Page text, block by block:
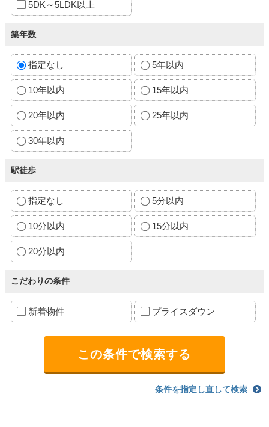
5DK～5LDK以上
築年数
指定なし 5年以内
10年以内 15年以内
20年以内 25年以内
30年以内
駅徒歩
指定なし 5分以内
10分以内 15分以内
20分以内
こだわりの条件
新着物件 プライスダウン
条件を指定し直して検索